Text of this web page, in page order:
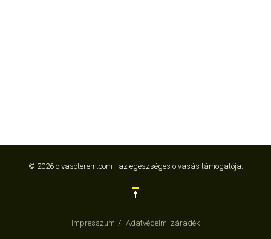
© 2026 olvasóterem.com - az egészséges olvasás támogatója.
Impresszum Adatvédelmi záradék